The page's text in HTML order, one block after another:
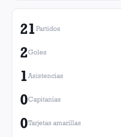
21Partidos
2Goles
1Asistencias
0Capitanías
0Tarjetas amarillas